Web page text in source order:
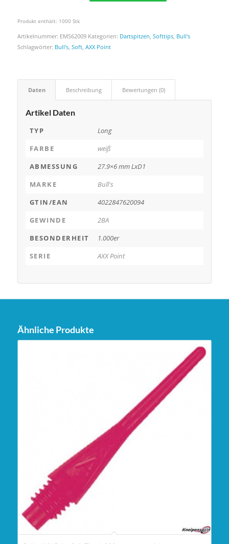
Produkt enthält: 1000 Stk
Artikelnummer: EMS62009 Kategorien: Dartspitzen, Softtips, Bull's
Schlagwörter: Bull's, Soft, AXX Point
Daten Beschreibung Bewertungen (0)
Artikel Daten
TYP
Long
FARBE
weiß
ABMESSUNG
27.9×6 mm LxD1
MARKE
Bull's
GTIN/EAN
4022847620094
GEWINDE
2BA
BESONDERHEIT
1.000er
SERIE
AXX Point
Ähnliche Produkte